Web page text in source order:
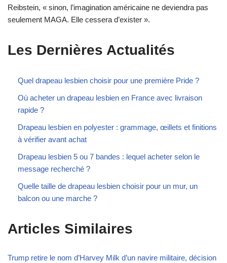
Reibstein, « sinon, l’imagination américaine ne deviendra pas
seulement MAGA. Elle cessera d’exister ».
Les Dernières Actualités
Quel drapeau lesbien choisir pour une première Pride ?
Où acheter un drapeau lesbien en France avec livraison
rapide ?
Drapeau lesbien en polyester : grammage, œillets et finitions
à vérifier avant achat
Drapeau lesbien 5 ou 7 bandes : lequel acheter selon le
message recherché ?
Quelle taille de drapeau lesbien choisir pour un mur, un
balcon ou une marche ?
Articles Similaires
Trump retire le nom d’Harvey Milk d’un navire militaire, décision